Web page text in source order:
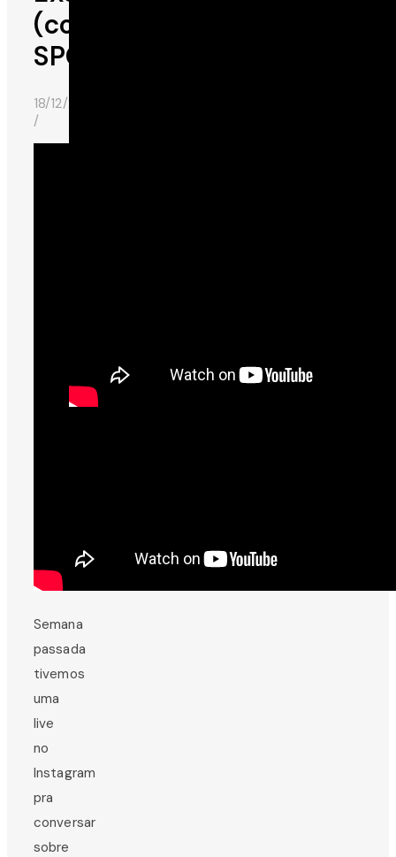
(contém
SPOILERS)
18/12/2018
/
Semana
passada
tivemos
uma
live
no
Instagram
pra
conversar
sobre